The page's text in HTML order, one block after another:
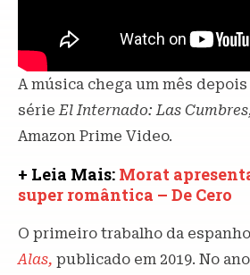
A música chega um mês depois
série El Internado: Las
Amazon Prime Video.
+ Leia Mais: Morat
super romântica – De Cero
O primeiro trabalho da
Alas, publicado em 2019. No